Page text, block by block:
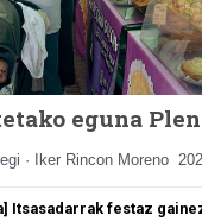
eguna
· Iker Rincon Moreno
Itsasadarrak festaz